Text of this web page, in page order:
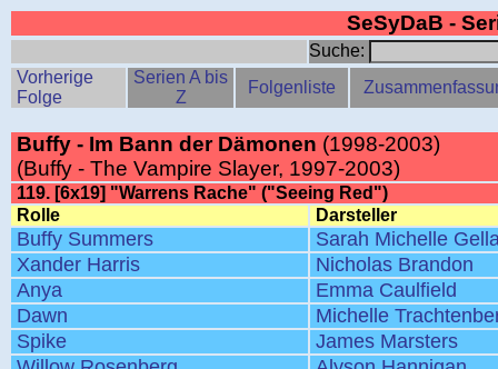
SeSyDaB -
Suche:
Vorherige
Folge
Serien A bis
Z
Folgenliste
Buffy - Im Bann der Dämonen (1998-2003)
(Buffy - The Vampire Slayer, 1997-2003)
119. [6x19] "Warrens Rache" ("Seeing Red")
Rolle
Darsteller
Buffy Summers
Sarah Michelle
Xander Harris
Nicholas Brandon
Anya
Emma Caulfield
Dawn
Michelle
Spike
James Marsters